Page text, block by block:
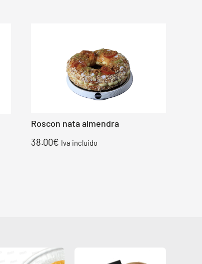
Roscon nata almendra
38.00€ Iva incluido